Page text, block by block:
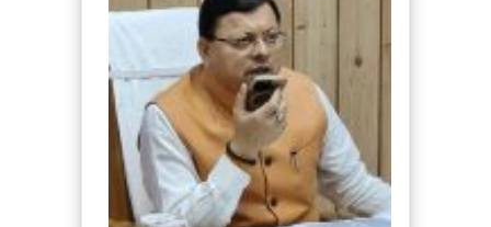
150
करोड़
की
वित्तीय